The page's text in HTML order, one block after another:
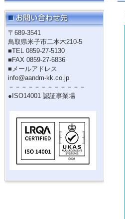
〒689-3541
鳥取県米子市二本木210-5
■TEL 0859-27-5130
■FAX 0859-27-6836
■メールアドレス
info@aandm-kk.co.jp
－－－－－－－－－－－－
●ISO14001 認証事業場